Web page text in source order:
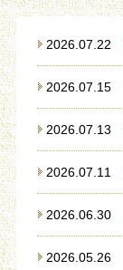
2026.07.22
2026.07.15
2026.07.13
2026.07.11
2026.06.30
2026.05.26